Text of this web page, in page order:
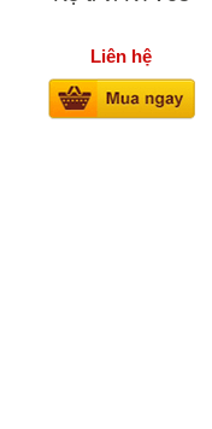
Liên hệ